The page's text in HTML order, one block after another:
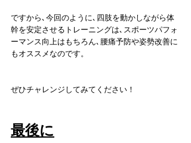
ですから､今回のように､四肢を動かしながら体
幹を安定させるトレーニングは､スポーツパフォ
ーマンス向上はもちろん､腰痛予防や姿勢改善に
もオススメなのです。
ぜひチャレンジしてみてください！
最後に